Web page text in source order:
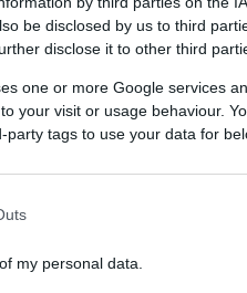
be disclosed by us to third
disclose it to other third
one or more Google services
your visit or usage behaviour.
tags to use your data for
my personal data.
τοΠΤΗΣΗ στοGoogle
όλες τις ειδήσεις.
στο flight.com.gr
Απαγορεύεται η
θα λαμβάνονται νομικά
των σχολίων, τα οποία